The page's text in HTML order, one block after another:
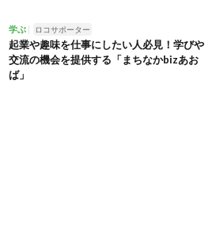
学ぶ ロコサポーター
起業や趣味を仕事にしたい人必見！学びや
交流の機会を提供する「まちなかbizあお
ば」